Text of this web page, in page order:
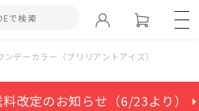
ンデーカラー（ブリリアントアイズ）
料改定のお知らせ（6/23より） ⏵